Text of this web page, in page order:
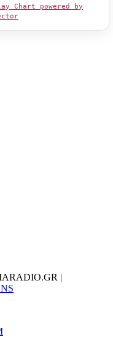
Chart powered by
|